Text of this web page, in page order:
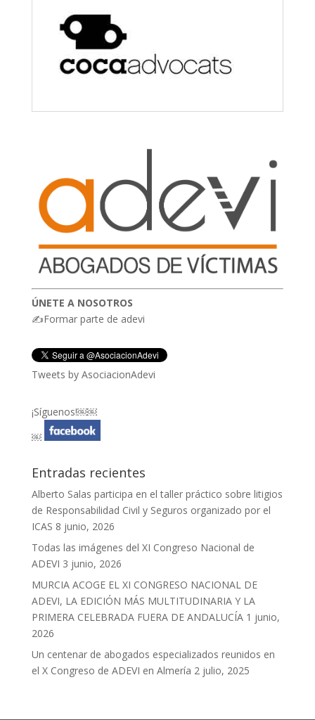
ÚNETE A NOSOTROS
✍Formar parte de adevi
Tweets by AsociacionAdevi
¡Síguenos!￼￼
￼
Entradas recientes
Alberto Salas participa en el taller práctico sobre litigios
de Responsabilidad Civil y Seguros organizado por el
ICAS 8 junio, 2026
Todas las imágenes del XI Congreso Nacional de
ADEVI 3 junio, 2026
MURCIA ACOGE EL XI CONGRESO NACIONAL DE
ADEVI, LA EDICIÓN MÁS MULTITUDINARIA Y LA
PRIMERA CELEBRADA FUERA DE ANDALUCÍA 1 junio,
2026
Un centenar de abogados especializados reunidos en
el X Congreso de ADEVI en Almería 2 julio, 2025